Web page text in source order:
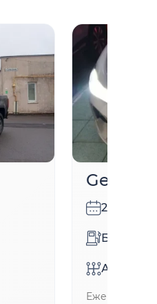
Geely
2024
Бензин